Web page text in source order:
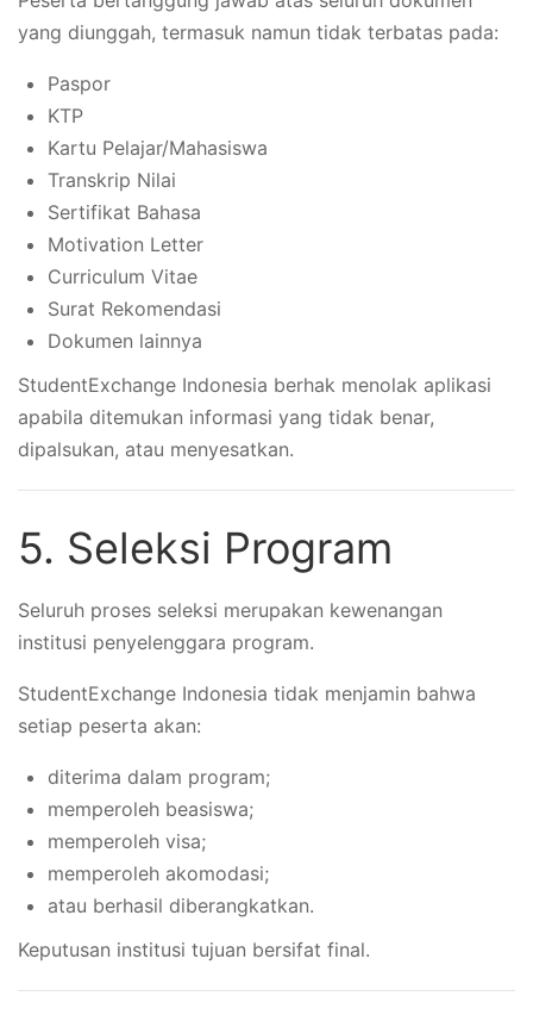
yang diunggah, termasuk namun tidak terbatas pada:
Paspor
KTP
Kartu Pelajar/Mahasiswa
Transkrip Nilai
Sertifikat Bahasa
Motivation Letter
Curriculum Vitae
Surat Rekomendasi
Dokumen lainnya
StudentExchange Indonesia berhak menolak aplikasi
apabila ditemukan informasi yang tidak benar,
dipalsukan, atau menyesatkan.
5. Seleksi Program
Seluruh proses seleksi merupakan kewenangan
institusi penyelenggara program.
StudentExchange Indonesia tidak menjamin bahwa
setiap peserta akan:
diterima dalam program;
memperoleh beasiswa;
memperoleh visa;
memperoleh akomodasi;
atau berhasil diberangkatkan.
Keputusan institusi tujuan bersifat final.